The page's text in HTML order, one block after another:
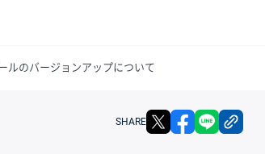
のバージョンアップについて
SHARE X facebook